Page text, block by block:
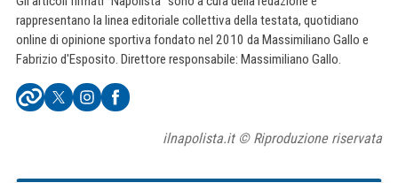
rappresentano la linea editoriale collettiva della testata, quotidiano
online di opinione sportiva fondato nel 2010 da Massimiliano Gallo e
Fabrizio d'Esposito. Direttore responsabile: Massimiliano Gallo.
ilnapolista.it © Riproduzione riservata